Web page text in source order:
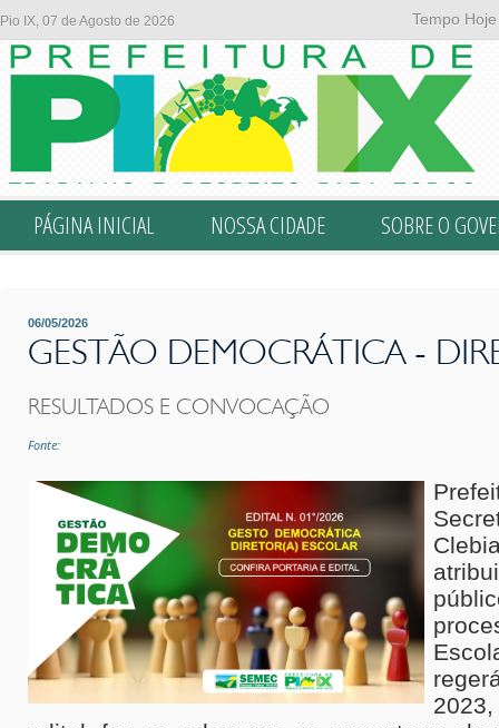
Pio IX, 07 de Agosto de 2026 Tempo
PÁGINA INICIAL NOSSA CIDADE SOBRE O
06/05/2026
GESTÃO DEMOCRÁTICA -
RESULTADOS E CONVOCAÇÃO
Fonte: